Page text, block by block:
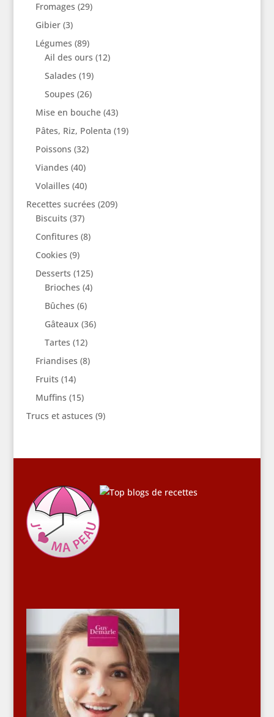
Fromages (29)
Gibier(3)
Légumes (89)
Ail des ours (12)
Salades (19)
Soupes (26)
Mise en bouche(43)
Pâtes, Riz, Polenta (19)
Poissons (32)
Viandes (40)
Volailles (40)
Recettes sucrées (209)
Biscuits (37)
Confitures (8)
Cookies (9)
Desserts (125)
Brioches (4)
Bûches (6)
Gâteaux (36)
Tartes (12)
Friandises (8)
Fruits (14)
Muffins (15)
Trucs et astuces (9)